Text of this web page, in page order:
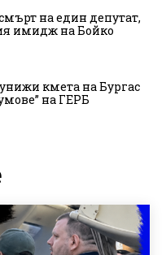
на един депутат,
имидж на Бойко
кмета на Бургас
на ГЕРБ